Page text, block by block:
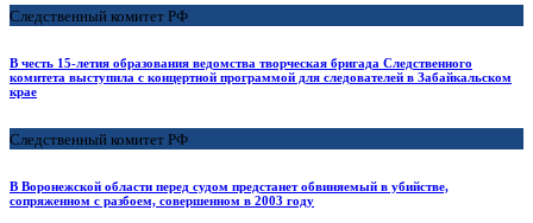
Следственный комитет РФ
В честь 15-летия образования ведомства творческая бригада Следственного
комитета выступила с концертной программой для следователей в Забайкальском
крае
Следственный комитет РФ
В Воронежской области перед судом предстанет обвиняемый в убийстве,
сопряженном с разбоем, совершенном в 2003 году